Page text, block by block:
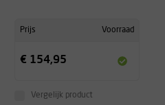
Prijs Voorraad
€ 154,95
Vergelijk product